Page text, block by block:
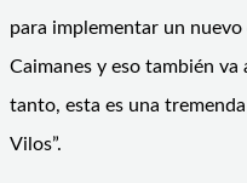
para implementar un
Caimanes y eso también
tanto, esta es una
Vilos”.